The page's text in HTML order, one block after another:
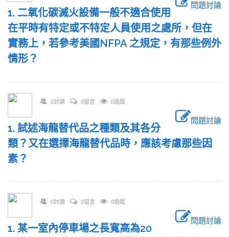
問題討論
1. 二氧化碳滅火設備一般不適合使用
在平時有特定或不特定人員使用之處所，但在
實務上，若參考美國NFPA 之規定，有那些例外
情形？
0討論 0留言 0追蹤
問題討論
1. 試述海龍替代品之種類及其各分
類？又在選擇海龍替代品時，應該考慮那些因
素？
0討論 0留言 0追蹤
問題討論
1. 某一室內停車場之長寬高為20